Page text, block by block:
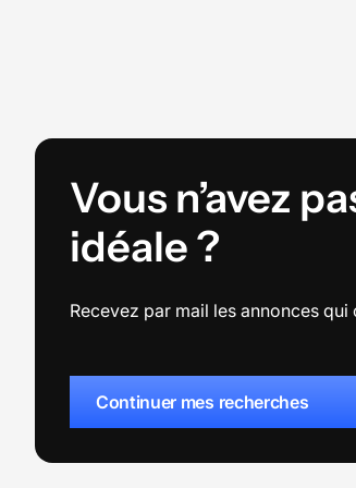
Vous n’avez
idéale ?
Recevez par mail les annonces
Continuer mes recherches